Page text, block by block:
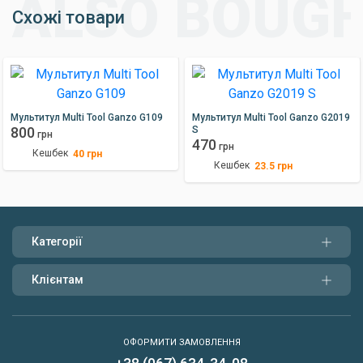
Схожі товари
Мультитул Multi Tool Ganzo G109
800 грн
Кешбек40 грн
Мультитул Multi Tool Ganzo G2019
S
470 грн
Кешбек 23.5 грн
Категорії
Клієнтам
ОФОРМИТИ ЗАМОВЛЕННЯ